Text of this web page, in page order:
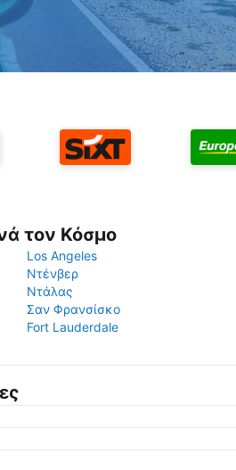
τον Κόσμο
Los Angeles
Ντένβερ
Ντάλας
Σαν Φρανσίσκο
Fort Lauderdale